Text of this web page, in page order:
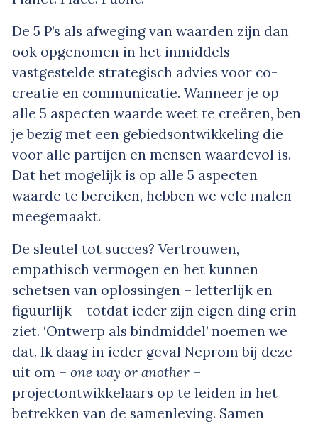
De 5 P’s als afweging van waarden zijn dan
ook opgenomen in het inmiddels
vastgestelde strategisch advies voor co-
creatie en communicatie. Wanneer je op
alle 5 aspecten waarde weet te creëren, ben
je bezig met een gebiedsontwikkeling die
voor alle partijen en mensen waardevol is.
Dat het mogelijk is op alle 5 aspecten
waarde te bereiken, hebben we vele malen
meegemaakt.
De sleutel tot succes? Vertrouwen,
empathisch vermogen en het kunnen
schetsen van oplossingen – letterlijk en
figuurlijk – totdat ieder zijn eigen ding erin
ziet. ‘Ontwerp als bindmiddel’ noemen we
dat. Ik daag in ieder geval Neprom bij deze
uit om – one way or another –
projectontwikkelaars op te leiden in het
betrekken van de samenleving. Samen